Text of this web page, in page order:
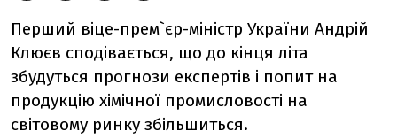
Перший віце-прем`єр-міністр України Андрій
Клюєв сподівається, що до кінця літа
збудуться прогнози експертів і попит на
продукцію хімічної промисловості на
світовому ринку збільшиться.